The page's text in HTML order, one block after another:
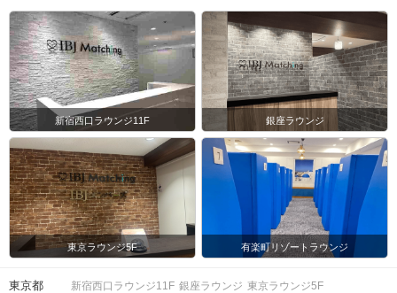
新宿西口ラウンジ11F 銀座ラウンジ
東京ラウンジ5F 有楽町リゾートラウンジ
東京都 新宿西口ラウンジ11F 銀座ラウンジ 東京ラウンジ5F